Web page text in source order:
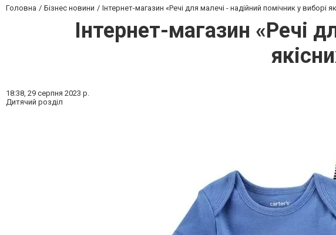
Головна Бізнес новини Інтернет-магазин «Речі для малечі - надійний помічник у виборі
Інтернет-магазин «Речі
18:38, 29 серпня 2023 р.
Дитячий розділ